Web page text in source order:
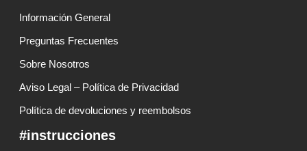
Información General
Preguntas Frecuentes
Sobre Nosotros
Aviso Legal – Política de Privacidad
Política de devoluciones y reembolsos
#instrucciones